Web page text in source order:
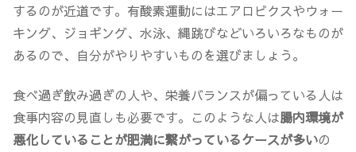
するのが近道です。有酸素運動にはエアロビクスやウォー
キング、ジョギング、水泳、縄跳びなどいろいろなものが
あるので、自分がやりやすいものを選びましょう。
食べ過ぎ飲み過ぎの人や、 栄養バランスが偏っている人は
食事内容の見直しも必要です。このような人は腸内環境が
悪化していることが肥満に繋がっているケースが多いの